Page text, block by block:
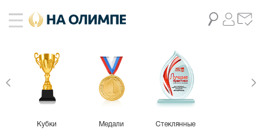
Кубки Медали
Стеклянные
живое фото